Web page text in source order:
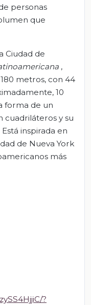
personas
que
Ciudad de
,
metros, con 44
10
forma de un
cuadriláteros y su
inspirada en
de Nueva York
más
?